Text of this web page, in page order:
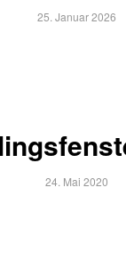
25. Januar 2026
24. Mai 2020